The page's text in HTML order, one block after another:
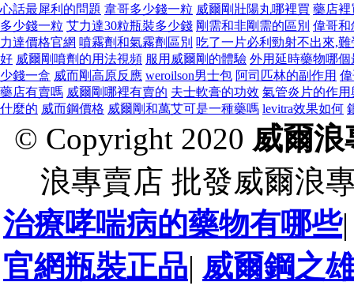
心話最犀利的問題 韋哥多少錢一粒 威爾剛壯陽丸哪裡買 藥店裡
多少錢一粒 艾力達30粒瓶裝多少錢 剛需和非剛需的區別 偉哥和
力達價格官網 噴霧劑和氣霧劑區別 吃了一片必利勁射不出來,難
好 威爾剛噴劑的用法視頻 服用威爾剛的體驗 外用延時藥物哪個
少錢一盒 威而剛高原反應 weroilson男士包 阿司匹林的副作用
藥店有賣嗎 威爾剛哪裡有賣的 夫士軟膏的功效 氣管炎片的作用
什麼的 威而鋼價格 威爾剛和萬艾可是一種藥嗎 levitra效果如何
© Copyright 2020 威爾浪
浪專賣店 批發威爾浪
治療哮喘病的藥物有哪些
官網瓶裝正品| 威爾鋼之